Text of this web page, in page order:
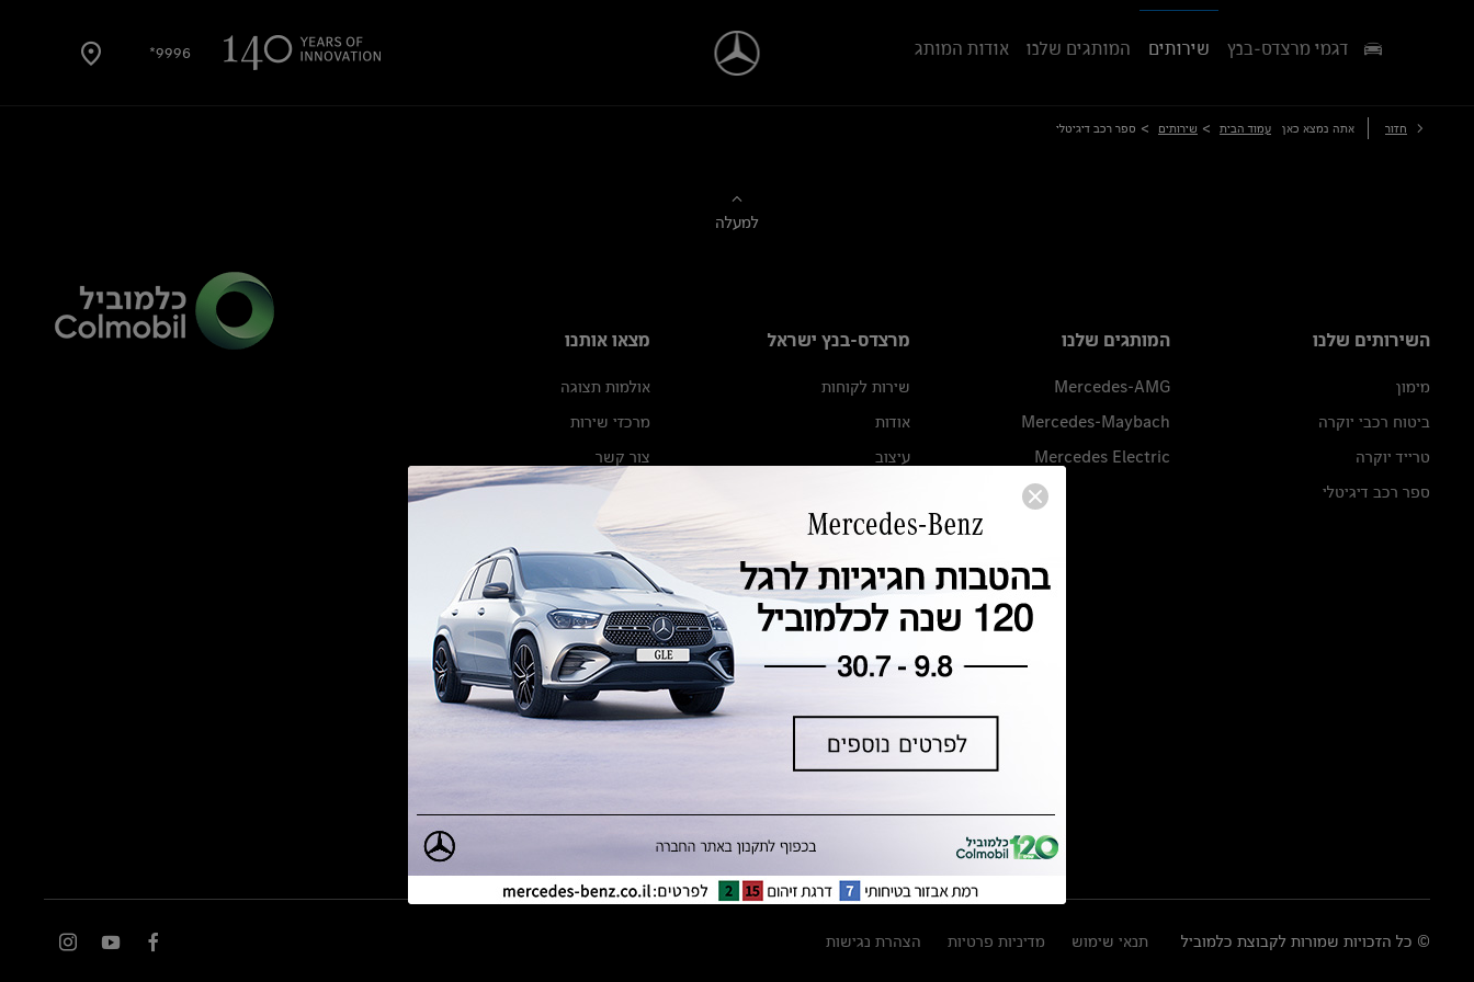
9996* דגמי מרצדס-בנץ שירותים המותגים שלנו אודות המותג
חזור אתה נמצא כאן עמוד הבית > שירותים > ספר רכב דיגיטלי
למעלה
השירותים שלנו
מימון
ביטוח רכבי יוקרה
טרייד יוקרה
ספר רכב דיגיטלי
המותגים שלנו
Mercedes-AMG
Mercedes-Maybach
Mercedes Electric
מרצדס-בנץ ישראל
שירות לקוחות
אודות
עיצוב
מגזין מרצדס-בנץ
ספרי רכב מרצדס-בנץ
נתוני זיהום אוויר וצריכת דלק וחשמל
נתוני תווית צמיגים
מחירון חלפים
הודעה על הטבות לרכבי מרצדס בהסדר
מצאו אותנו
אולמות תצוגה
מרכזי שירות
צור קשר
© כל הזכויות שמורות לקבוצת כלמוביל תנאי שימוש מדיניות פרטיות הצהרת נגישות